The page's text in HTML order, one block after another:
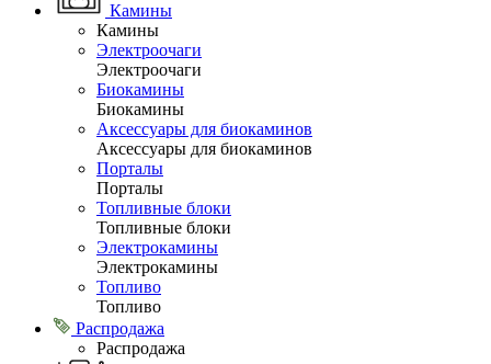
Камины
Камины
Электроочаги
Электроочаги
Биокамины
Биокамины
Аксессуары для биокаминов
Аксессуары для биокаминов
Порталы
Порталы
Топливные блоки
Топливные блоки
Электрокамины
Электрокамины
Топливо
Топливо
Распродажа
Распродажа